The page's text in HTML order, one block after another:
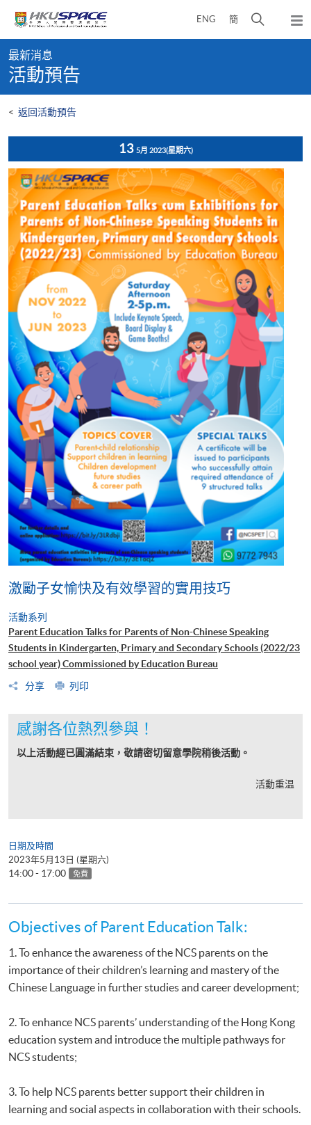
content
ENG 簡
開
彈
出
content
start
最新消息
活動預告
< 返回活動預告
13 5月 2023(星期六)
激勵子女愉快及有效學習的實用技巧
活動系列
Parent Education Talks for Parents of Non-Chinese Speaking
Students in Kindergarten, Primary and Secondary Schools (2022/23
school year) Commissioned by Education Bureau
分享
列印
感謝各位熱烈參與！
以上活動經已圓滿結束，敬請密切留意學院稍後活動。
活動重温
日期及時間
2023年5月13日 (星期六)
14:00 - 17:00 免費
Objectives of Parent Education Talk:
1. To enhance the awareness of the NCS parents on the
importance of their children’s learning and mastery of the
Chinese Language in further studies and career development;
2. To enhance NCS parents’ understanding of the Hong Kong
education system and introduce the multiple pathways for
NCS students;
3. To help NCS parents better support their children in
learning and social aspects in collaboration with their schools.